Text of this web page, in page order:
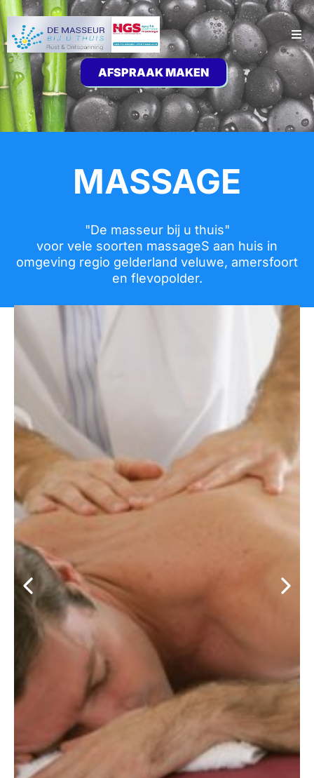
AFSPRAAK MAKEN
MASSAGE
"De masseur bij u thuis"
voor vele soorten massageS aan huis in
omgeving regio gelderland veluwe, amersfoort
en flevopolder.